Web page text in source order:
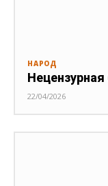
НАРОД
22/04/2026